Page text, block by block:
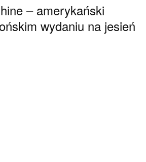
– amerykański
wydaniu na jesień